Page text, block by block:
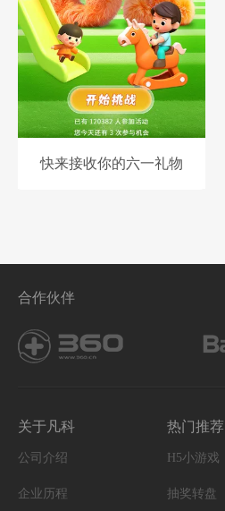
快来接收你的六一礼物
合作伙伴
关于凡科
公司介绍
企业历程
热门推荐
H5小游戏
抽奖转盘